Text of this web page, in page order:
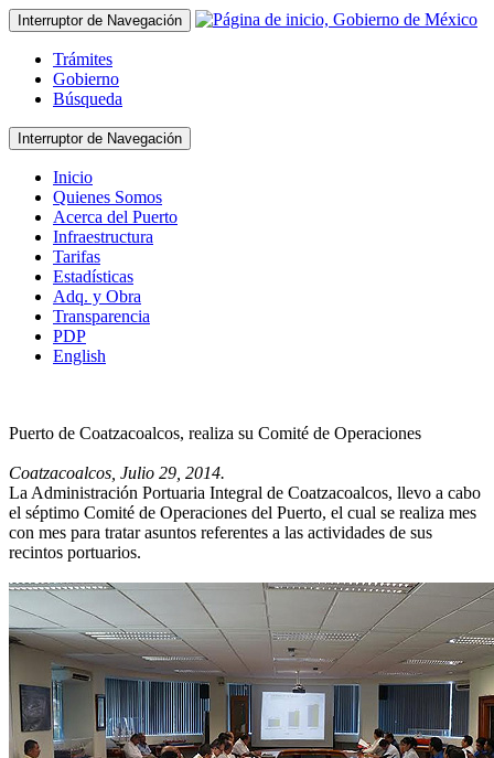
Interruptor de Navegación
Trámites
Gobierno
Búsqueda
Interruptor de Navegación
Inicio
Quienes Somos
Acerca del Puerto
Infraestructura
Tarifas
Estadísticas
Adq. y Obra
Transparencia
PDP
English
Puerto de Coatzacoalcos, realiza su Comité de Operaciones
Coatzacoalcos, Julio 29, 2014.
La Administración Portuaria Integral de Coatzacoalcos, llevo a cabo
el séptimo Comité de Operaciones del Puerto, el cual se realiza mes
con mes para tratar asuntos referentes a las actividades de sus
recintos portuarios.